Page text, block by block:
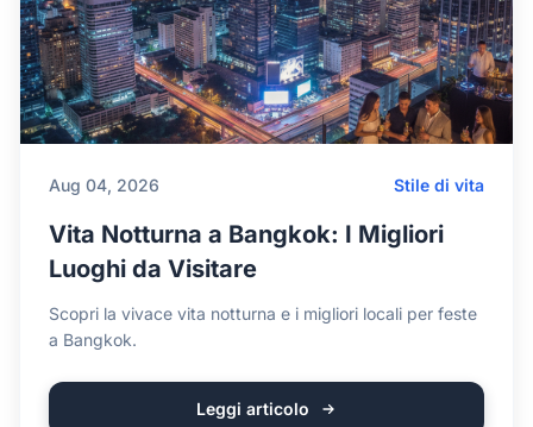
Aug 04, 2026 Stile di vita
Vita Notturna a Bangkok: I Migliori
Luoghi da Visitare
Scopri la vivace vita notturna e i migliori locali per feste
a Bangkok.
Leggi articolo